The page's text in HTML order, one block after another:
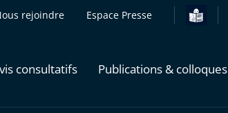
rejoindre Espace Presse
consultatifs Publications & colloques